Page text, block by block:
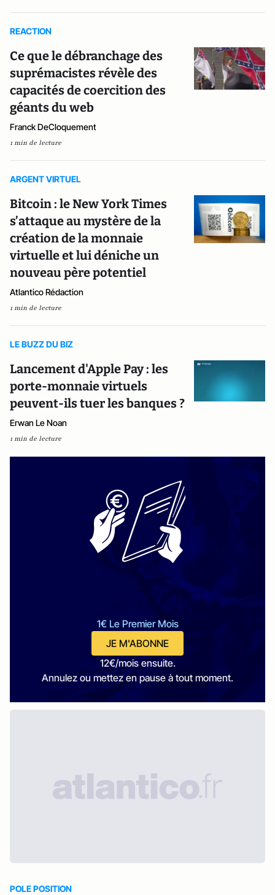
REACTION
Ce que le débranchage des
suprémacistes révèle des
capacités de coercition des
géants du web
Franck DeCloquement
1 min de lecture
ARGENT VIRTUEL
Bitcoin : le New York Times
s’attaque au mystère de la
création de la monnaie
virtuelle et lui déniche un
nouveau père potentiel
Atlantico Rédaction
1 min de lecture
LE BUZZ DU BIZ
Lancement d'Apple Pay : les
porte-monnaie virtuels
peuvent-ils tuer les banques ?
Erwan Le Noan
1 min de lecture
1€ Le Premier Mois
JE M'ABONNE
12€/mois ensuite.
Annulez ou mettez en pause à tout moment.
POLE POSITION